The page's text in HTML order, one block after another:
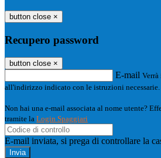
button close ×
Recupero password
button close ×
E-mail
all'indirizzo indicato con le istruzioni necessarie.
Non hai una e-mail associata al nome utente?
tramite la Login Spaggiari
E-mail inviata, si prega di controllare la